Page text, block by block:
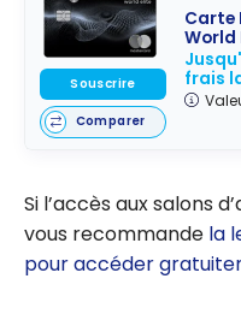
Carte
World
frais
Souscrire
Comparer
Si l’accès aux salons
vous recommande la
pour accéder